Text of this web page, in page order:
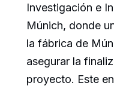
Investigación e
Múnich, donde
la fábrica de
asegurar la
proyecto. Este